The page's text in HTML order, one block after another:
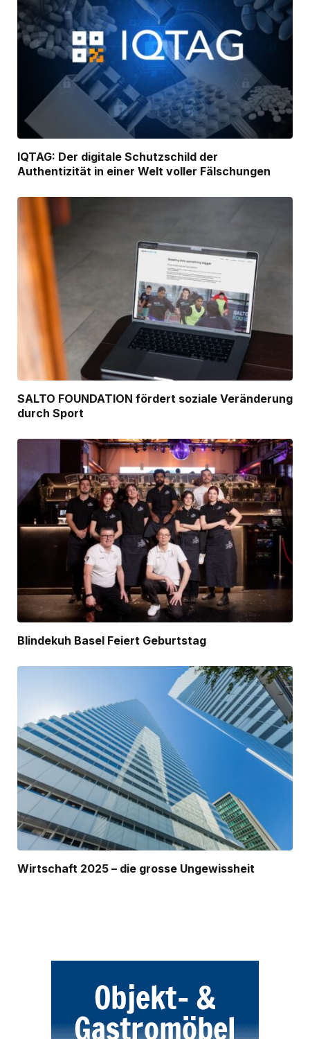
IQTAG: Der digitale Schutzschild der
Authentizität in einer Welt voller Fälschungen
SALTO FOUNDATION fördert soziale Veränderung
durch Sport
Blindekuh Basel Feiert Geburtstag
Wirtschaft 2025 – die grosse Ungewissheit